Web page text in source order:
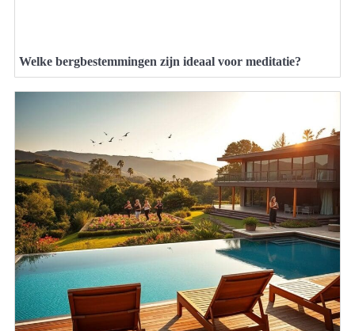
Welke bergbestemmingen zijn ideaal voor meditatie?